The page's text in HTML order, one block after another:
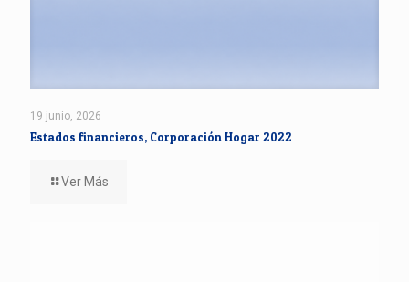
19 junio, 2026
Estados financieros, Corporación Hogar 2022
Ver Más